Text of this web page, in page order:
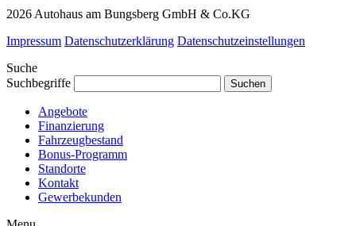
2026 Autohaus am Bungsberg GmbH & Co.KG
Impressum Datenschutzerklärung Datenschutzeinstellungen
Suche
Suchbegriffe
Angebote
Finanzierung
Fahrzeugbestand
Bonus-Programm
Standorte
Kontakt
Gewerbekunden